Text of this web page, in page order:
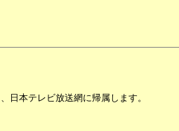
日本テレビ放送網に帰属します。